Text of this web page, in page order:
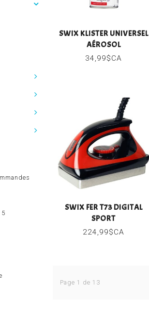
SWIX KLISTER UNIVERSEL
AÉROSOL
34,99$CA
SWIX FER T73 DIGITAL
SPORT
224,99$CA
Page 1 de 13